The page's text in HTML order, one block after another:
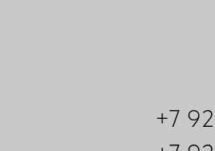
+7